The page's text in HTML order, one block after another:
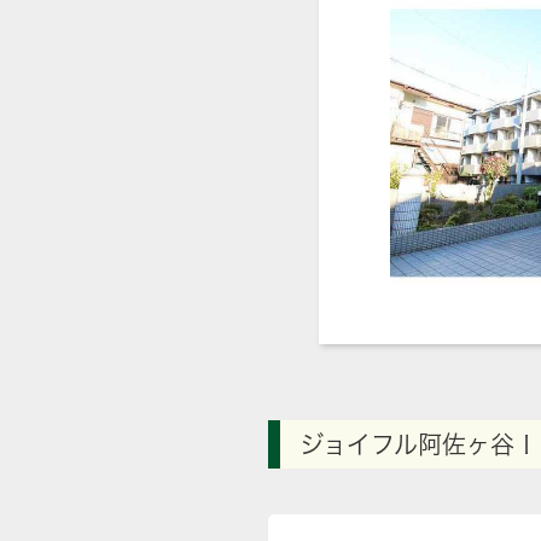
ジョイフル阿佐ヶ谷